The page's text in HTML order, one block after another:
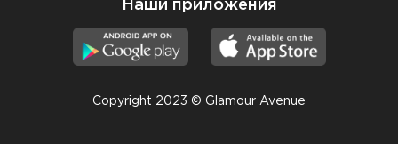
Наши приложения
Copyright 2023 © Glamour Avenue